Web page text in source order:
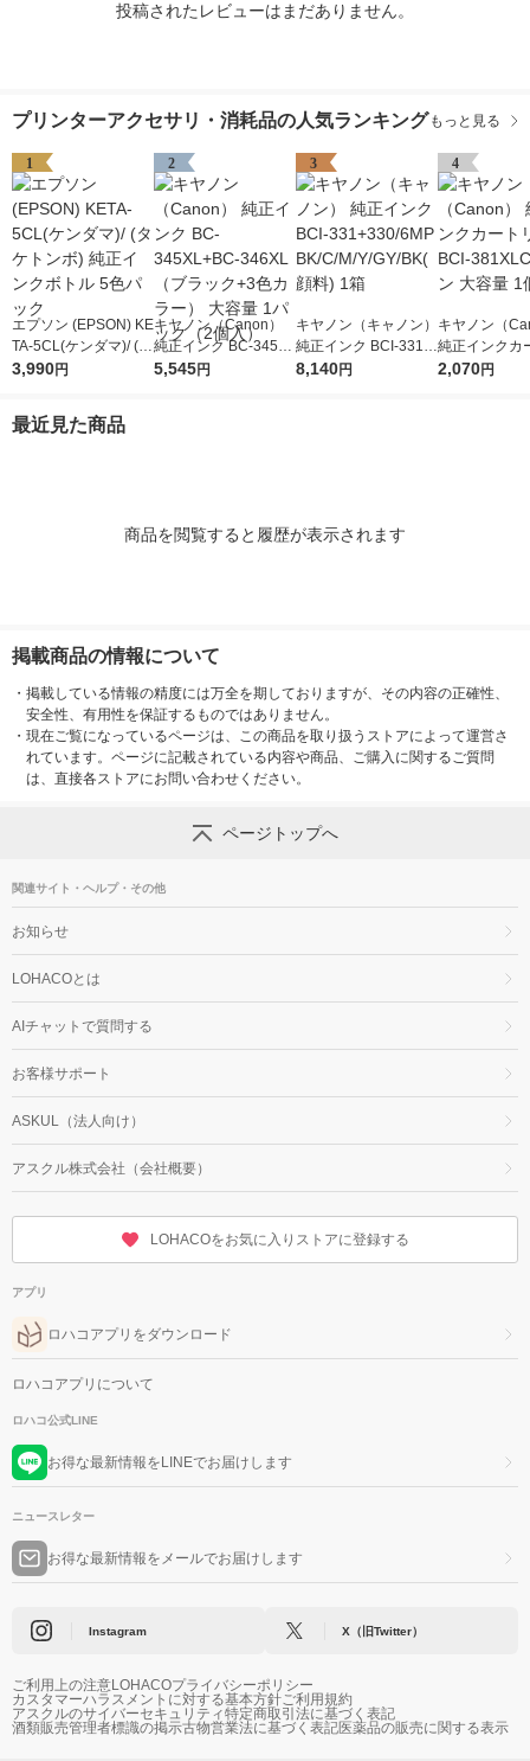
投稿されたレビューはまだありません。
プリンターアクセサリ・消耗品の人気ランキング もっと見る
1
エプソン (EPSON) KE
TA-5CL(ケンダマ)/ (タ
ケトンボ) 純正インク
3,990円
2
キヤノン（Canon）
純正インク BC-345XL
+BC-346XL （ブラッ
5,545円
3
キヤノン（キャノン）
純正インク BCI-331+
330/6MP BK/C/M/Y/G
8,140円
4
キヤノン（
純正インクカ
ジ BCI-
2,070円
最近見た商品
商品を閲覧すると履歴が表示されます
掲載商品の情報について
・ 掲載している情報の精度には万全を期しておりますが、その内容の正確性、
安全性、有用性を保証するものではありません。
・ 現在ご覧になっているページは、この商品を取り扱うストアによって運営さ
れています。ページに記載されている内容や商品、ご購入に関するご質問
は、直接各ストアにお問い合わせください。
ページトップへ
関連サイト・ヘルプ・その他
お知らせ
LOHACOとは
AIチャットで質問する
お客様サポート
ASKUL（法人向け）
アスクル株式会社（会社概要）
LOHACOをお気に入りストアに登録する
アプリ
ロハコアプリをダウンロード
ロハコアプリについて
ロハコ公式LINE
お得な最新情報をLINEでお届けします
ニュースレター
お得な最新情報をメールでお届けします
Instagram X（旧Twitter）
ご利用上の注意LOHACOプライバシーポリシー
カスタマーハラスメントに対する基本方針ご利用規約
アスクルのサイバーセキュリティ特定商取引法に基づく表記
酒類販売管理者標識の掲示古物営業法に基づく表記医薬品の販売に関する表示